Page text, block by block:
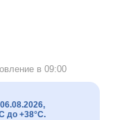
в 09:00
до +38°C.